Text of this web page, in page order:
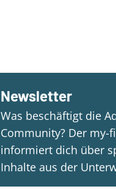
Newsletter
Was beschäftigt die
Community? Der my-
informiert dich über
Inhalte aus der